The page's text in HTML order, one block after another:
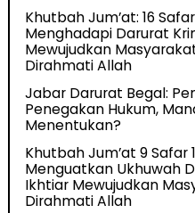
Khutbah Jum’at: 16
Menghadapi Darurat
Mewujudkan
Dirahmati Allah
Jabar Darurat Begal:
Penegakan Hukum,
Menentukan?
Khutbah Jum’at 9 Safar
Menguatkan Ukhuwah
Ikhtiar Mewujudkan
Dirahmati Allah